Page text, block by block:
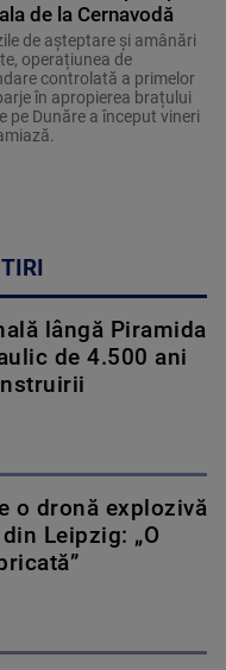
de la Cernavodă
de așteptare și amânări
operațiunea de
controlată a primelor
în apropierea brațului
pe Dunăre a început vineri
lângă Piramida
de 4.500 ani
o dronă explozivă
Leipzig: „O